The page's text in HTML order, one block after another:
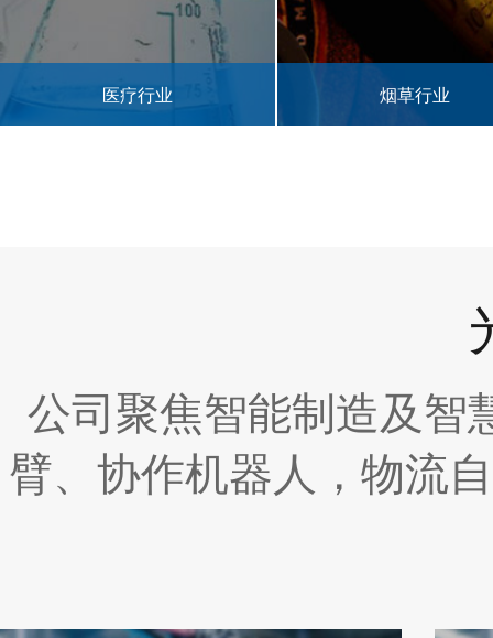
公司聚焦智能制造及智
臂、协作机器人，物流